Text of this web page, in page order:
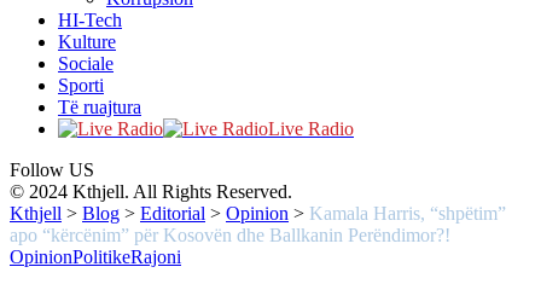
HI-Tech
Kulture
Sociale
Sporti
Të ruajtura
Live Radio
Follow US
© 2024 Kthjell. All Rights Reserved.
Kthjell > Blog > Editorial > Opinion > Kamala Harris, “shpëtim”
apo “kërcënim” për Kosovën dhe Ballkanin Perëndimor?!
OpinionPolitikeRajoni